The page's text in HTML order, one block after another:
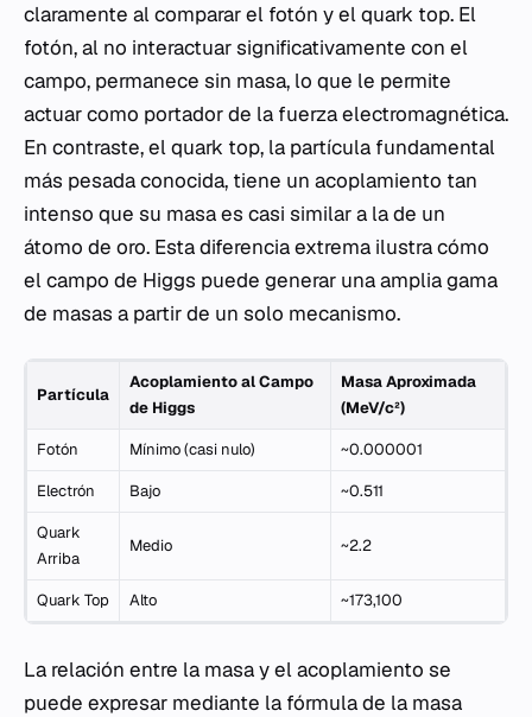
claramente al comparar el fotón y el quark top. El
fotón, al no interactuar significativamente con el
campo, permanece sin masa, lo que le permite
actuar como portador de la fuerza electromagnética.
En contraste, el quark top, la partícula fundamental
más pesada conocida, tiene un acoplamiento tan
intenso que su masa es casi similar a la de un
átomo de oro. Esta diferencia extrema ilustra cómo
el campo de Higgs puede generar una amplia gama
de masas a partir de un solo mecanismo.
Partícula
Acoplamiento al Campo
de Higgs
Masa Aproximada
(MeV/c²)
Fotón Mínimo (casi nulo) ~0.000001
Electrón Bajo ~0.511
Quark
Arriba
Medio ~2.2
Quark Top Alto ~173,100
La relación entre la masa y el acoplamiento se
puede expresar mediante la fórmula de la masa